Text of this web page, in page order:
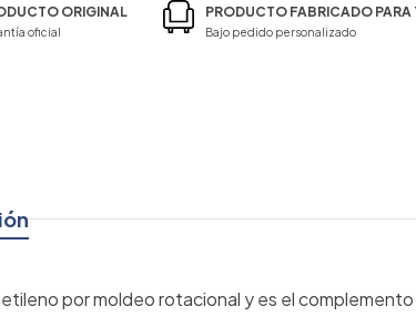
ORIGINAL
oficial
PRODUCTO FABRICADO PARA
Bajo pedido personalizado
por moldeo rotacional y es el complemento